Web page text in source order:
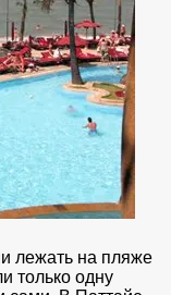
лежать на пляже
только одну